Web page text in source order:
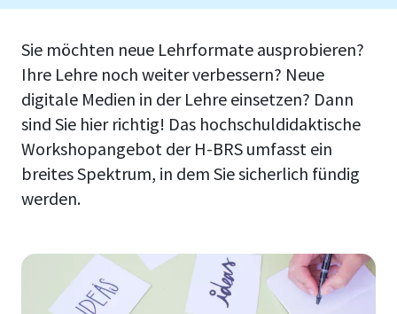
Sie möchten neue Lehrformate ausprobieren?
Ihre Lehre noch weiter verbessern? Neue
digitale Medien in der Lehre einsetzen? Dann
sind Sie hier richtig! Das hochschuldidaktische
Workshopangebot der H-BRS umfasst ein
breites Spektrum, in dem Sie sicherlich fündig
werden.